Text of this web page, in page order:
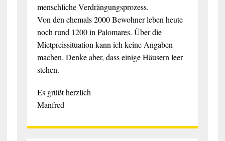
menschliche Verdrängungsprozess.
Von den ehemals 2000 Bewohner leben heute
noch rund 1200 in Palomares. Über die
Mietpreissituation kann ich keine Angaben
machen. Denke aber, dass einige Häusern leer
stehen.
Es grüßt herzlich
Manfred